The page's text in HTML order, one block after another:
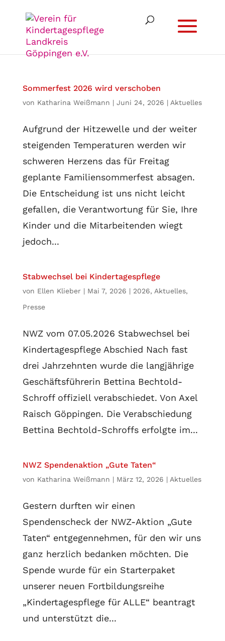
Sommerfest 2026 wird verschoben
von Katharina Weißmann | Juni 24, 2026 | Aktuelles
Aufgrund der Hitzewelle und der weiter
steigenden Temperaturen werden wir
schweren Herzens das für Freitag
geplante Familiensommerfest absagen.
Die Entscheidung ist uns nicht leicht
gefallen, die Verantwortung für Sie, Ihre
Kinder und die Mitarbeitenden wiegt
jedoch...
Stabwechsel bei Kindertagespflege
von Ellen Klieber| Mai 7, 2026 | 2026, Aktuelles,
Presse
NWZ vom 07.05.2026 Stabwechsel bei
Kindertagespflege Abschied Nach fast
drei Jahrzehnten wurde die langjährige
Geschäftsführerin Bettina Bechtold-
Schroff offiziell verabschiedet. Von Axel
Raisch Göppingen. Die Verabschiedung
Bettina Bechtold-Schroffs erfolgte im...
NWZ Spendenaktion „Gute Taten“
von Katharina Weißmann | März 12, 2026 | Aktuelles
Gestern durften wir einen
Spendenscheck der NWZ-Aktion „Gute
Taten“ entgegennehmen, für den wir uns
ganz herzlich bedanken möchten. Die
Spende wurde für ein Starterpaket
unserer neuen Fortbildungsreihe
„Kindertagespflege für ALLE“ beantragt
und unterstützt die...